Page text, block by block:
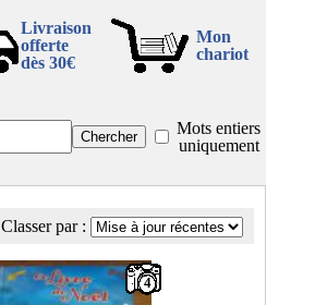
Livraison
offerte
dès 30€
Mon
chariot
Mots entiers
uniquement
Classer par :
4